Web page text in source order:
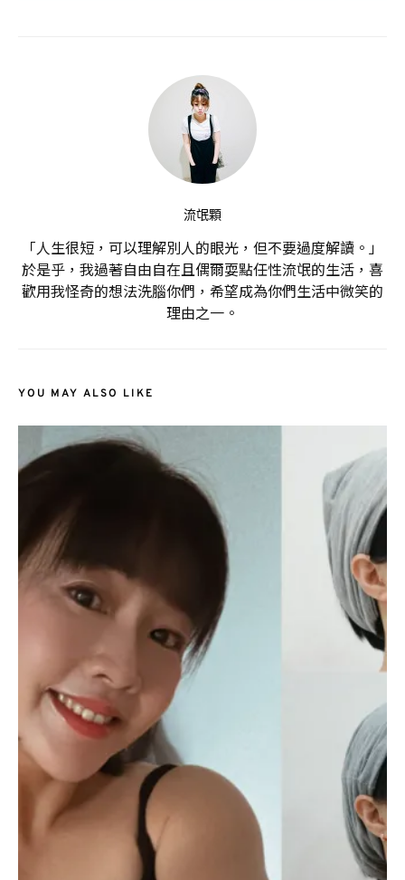
流氓顆
「人生很短，可以理解別人的眼光，但不要過度解讀。」
於是乎，我過著自由自在且偶爾耍點任性流氓的生活，喜
歡用我怪奇的想法洗腦你們，希望成為你們生活中微笑的
理由之一。
YOU MAY ALSO LIKE